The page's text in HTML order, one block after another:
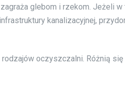
glebom i rzekom. Jeżeli
kanalizacyjnej,
oczyszczalni. Różnią